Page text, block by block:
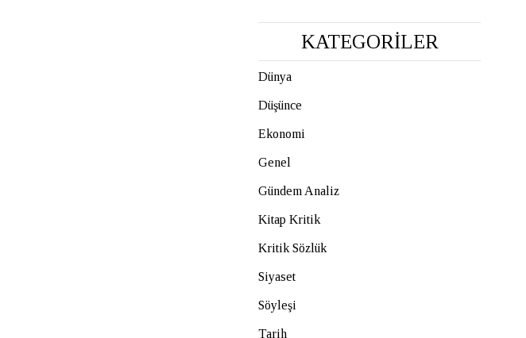
KATEGORİLER
Dünya
Düşünce
Ekonomi
Genel
Gündem Analiz
Kitap Kritik
Kritik Sözlük
Siyaset
Söyleşi
Tarih